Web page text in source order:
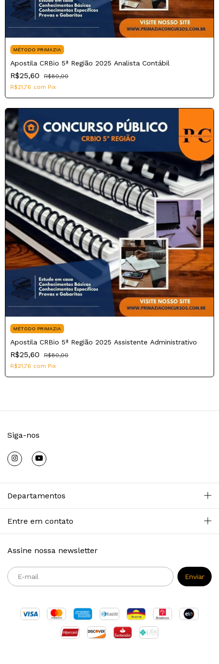
MÉTODO PRIMAZIA
Apostila CRBio 5ª Região 2025 Analista Contábil
R$25,60
R$80,00
R$21,76 com Pix
MÉTODO PRIMAZIA
Apostila CRBio 5ª Região 2025 Assistente Administrativo
R$25,60
R$80,00
R$21,76 com Pix
Siga-nos
Departamentos
Entre em contato
Assine nossa newsletter